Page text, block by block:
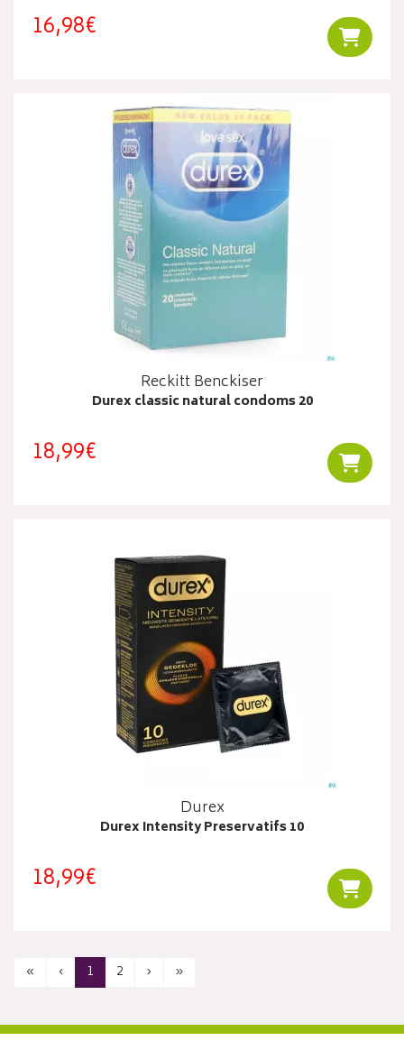
16,98€
Reckitt Benckiser
Durex classic natural condoms 20
18,99€
Durex
Durex Intensity Preservatifs 10
18,99€
« ‹ 1 2 › »